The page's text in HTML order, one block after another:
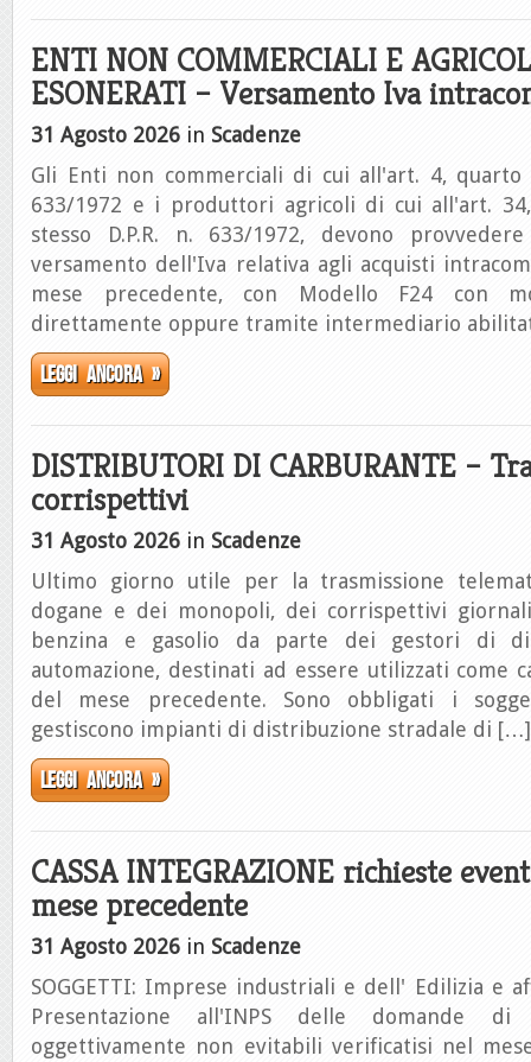
ENTI NON COMMERCIALI E
ESONERATI – Versamento Iva
31 Agosto 2026 in Scadenze
Gli Enti non commerciali di cui all'art. 4, quarto
633/1972 e i produttori agricoli di cui all'art.
stesso D.P.R. n. 633/1972, devono
versamento dell'Iva relativa agli acquisti
mese precedente, con Modello F24 con
direttamente oppure tramite intermediario
Leggi ancora »
DISTRIBUTORI DI CARBURANTE –
corrispettivi
31 Agosto 2026 in Scadenze
Ultimo giorno utile per la trasmissione
dogane e dei monopoli, dei corrispettivi
benzina e gasolio da parte dei gestori di
automazione, destinati ad essere utilizzati come
del mese precedente. Sono obbligati i
gestiscono impianti di distribuzione stradale di […]
Leggi ancora »
CASSA INTEGRAZIONE richieste
mese precedente
31 Agosto 2026 in Scadenze
SOGGETTI: Imprese industriali e dell' Edilizia e
Presentazione all'INPS delle domande
oggettivamente non evitabili verificatisi nel